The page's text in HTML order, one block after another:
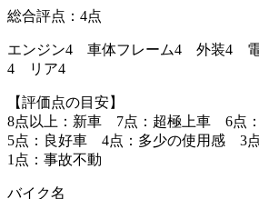
総合評点：4点
エンジン4 車体フレーム4 外装4
4 リア4
【評価点の目安】
8点以上：新車 7点：超極上車 6点
5点：良好車 4点：多少の使用感 3
1点：事故不動
バイク名